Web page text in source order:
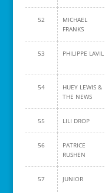
52
MICHAEL
FRANKS
53 PHILIPPE LAVIL
54
HUEY LEWIS &
THE NEWS
55 LILI DROP
56
PATRICE
RUSHEN
57 JUNIOR